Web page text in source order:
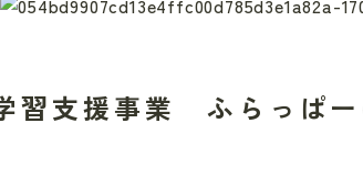
習支援事業 ふらっぱ